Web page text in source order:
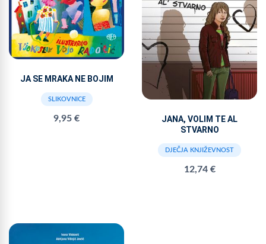
JA SE MRAKA NE BOJIM
SLIKOVNICE
9,95 €
JANA, VOLIM TE AL
STVARNO
DJEČJA KNJIŽEVNOST
12,74 €